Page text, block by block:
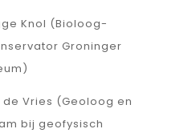
Knol (Bioloog-
Groninger
de Vries (Geoloog en
bij geofysisch